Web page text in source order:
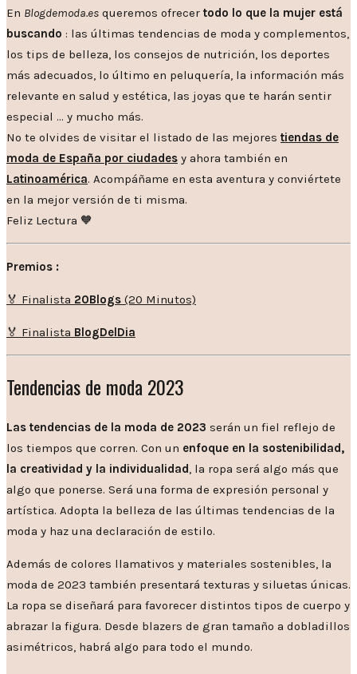
En Blogdemoda.es queremos ofrecer todo lo que la mujer está
buscando : las últimas tendencias de moda y complementos,
los tips de belleza, los consejos de nutrición, los deportes
más adecuados, lo último en peluquería, la información más
relevante en salud y estética, las joyas que te harán sentir
especial … y mucho más.
No te olvides de visitar el listado de las mejores tiendas de
moda de España por ciudades y ahora también en
Latinoamérica. Acompáñame en esta aventura y conviértete
en la mejor versión de ti misma.
Feliz Lectura 🧡
Premios :
🏅 Finalista 20Blogs (20 Minutos)
🏅 Finalista BlogDelDia
Tendencias de moda 2023
Las tendencias de la moda de 2023 serán un fiel reflejo de
los tiempos que corren. Con un enfoque en la sostenibilidad,
la creatividad y la individualidad, la ropa será algo más que
algo que ponerse. Será una forma de expresión personal y
artística. Adopta la belleza de las últimas tendencias de la
moda y haz una declaración de estilo.
Además de colores llamativos y materiales sostenibles, la
moda de 2023 también presentará texturas y siluetas únicas.
La ropa se diseñará para favorecer distintos tipos de cuerpo y
abrazar la figura. Desde blazers de gran tamaño a dobladillos
asimétricos, habrá algo para todo el mundo.